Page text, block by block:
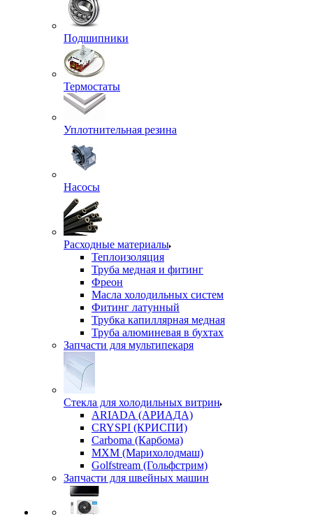
Подшипники
Термостаты
Уплотнительная резина
Насосы
Расходные материалы
Теплоизоляция
Труба медная и фитинг
Фреон
Масла холодильных систем
Фитинг латунный
Трубка капиллярная медная
Труба алюминевая в бухтах
Запчасти для мультипекаря
Стекла для холодильных витрин
ARIADA (АРИАДА)
CRYSPI (КРИСПИ)
Carboma (Карбома)
MXM (Марихолодмаш)
Golfstream (Гольфстрим)
Запчасти для швейных машин